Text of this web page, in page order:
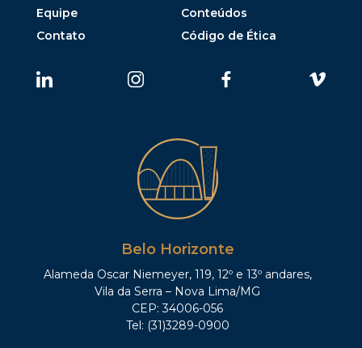
Equipe
Conteúdos
Contato
Código de Ética
Belo Horizonte
Alameda Oscar Niemeyer, 119, 12º e 13º andares,
Vila da Serra – Nova Lima/MG
CEP: 34006-056
Tel: (31)3289-0900